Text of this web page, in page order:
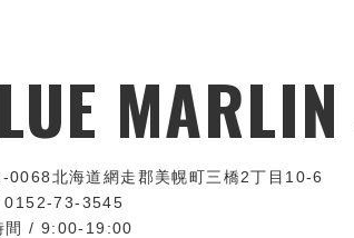
MARLIN
0068北海道網走郡美幌町三橋2丁目10-6
0152-73-3545
間 / 9:00-19:00